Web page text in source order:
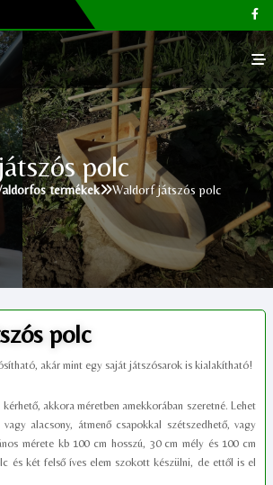
polc
termékek Waldorf játszós polc
polc
akár mint egy saját játszósarok is kialakítható!
akkora méretben amekkorában szeretné. Lehet
alacsony, átmenő csapokkal szétszedhető, vagy
mérete kb 100 cm hosszú, 30 cm mély és 100 cm
és két felső íves elem szokott készülni, de ettől is el